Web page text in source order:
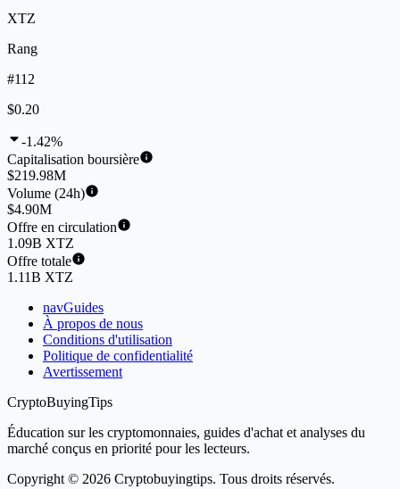
XTZ
Rang
#112
$0.20
-1.42%
Capitalisation boursière
$219.98M
Volume (24h)
$4.90M
Offre en circulation
1.09B XTZ
Offre totale
1.11B XTZ
navGuides
À propos de nous
Conditions d'utilisation
Politique de confidentialité
Avertissement
CryptoBuyingTips
Éducation sur les cryptomonnaies, guides d'achat et analyses du
marché conçus en priorité pour les lecteurs.
Copyright © 2026 Cryptobuyingtips. Tous droits réservés.